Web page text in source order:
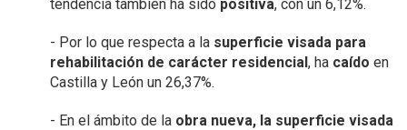
tendencia también ha sido positiva, con un 6,12%.
- Por lo que respecta a la superficie visada para
rehabilitación de carácter residencial, ha caído en
Castilla y León un 26,37%.
- En el ámbito de la obra nueva, la superficie visada